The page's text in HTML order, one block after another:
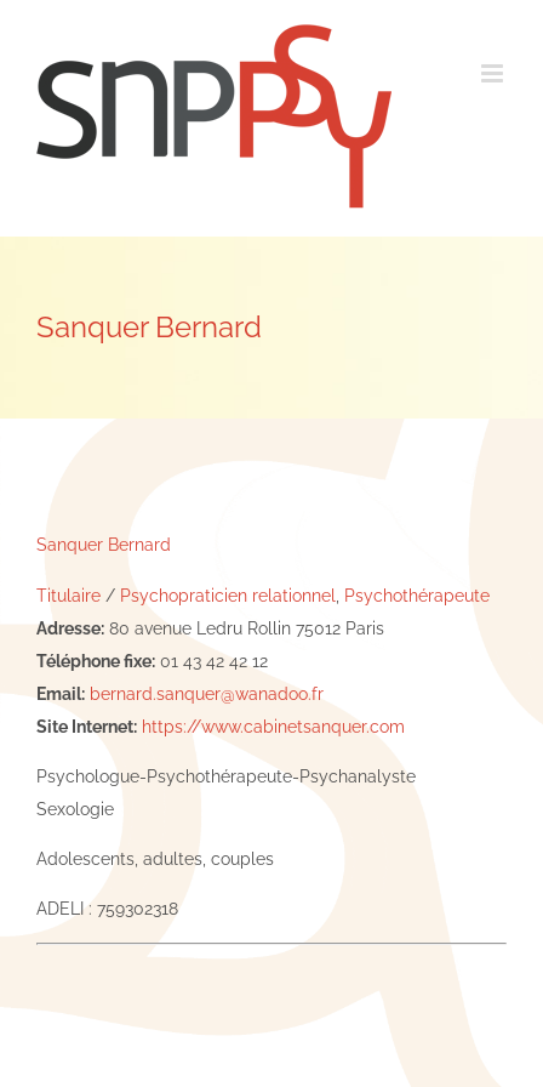
contenu
Sanquer Bernard
Sanquer Bernard
Titulaire / Psychopraticien relationnel
Psychothérapeute
Adresse: 80 avenue Ledru Rollin 75012 Paris
Téléphone fixe: 01 43 42 42 12
Email: bernard.sanquer@wanadoo.fr
Site Internet: https://www.cabinetsanquer.com
Psychologue-Psychothérapeute-Psychanalyste
Sexologie
Adolescents, adultes, couples
ADELI : 759302318